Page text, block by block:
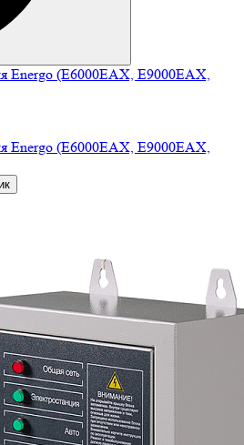
Energo (E6000EAX, E9000EAX,
Energo (E6000EAX, E9000EAX,